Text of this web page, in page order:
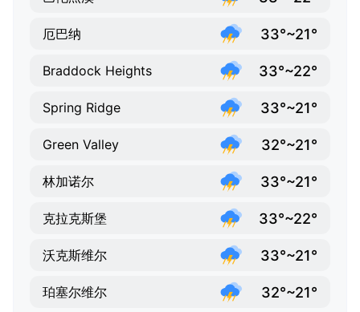
厄巴纳 33°~21°
Braddock Heights 33°~22°
Spring Ridge 33°~21°
Green Valley 32°~21°
林加诺尔 33°~21°
克拉克斯堡 33°~22°
沃克斯维尔 33°~21°
珀塞尔维尔 32°~21°